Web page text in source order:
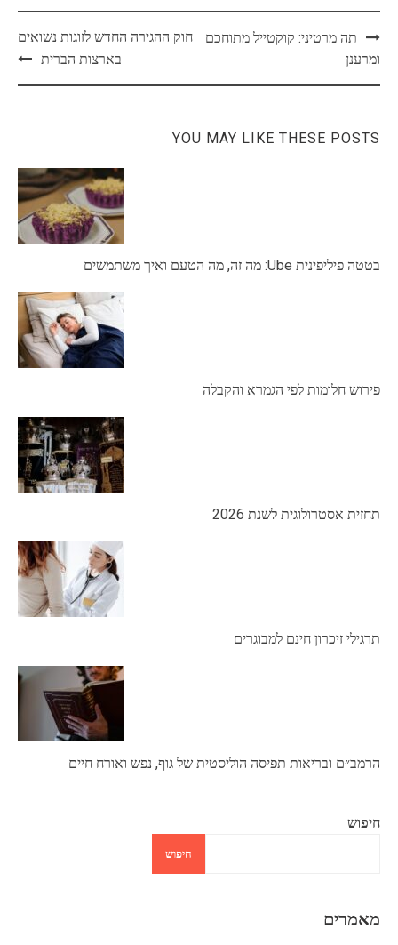
Post
navigation
תה מרטיני: קוקטייל מתוחכם
ומרענן
חוק ההגירה החדש לזוגות נשואים
בארצות הברית
YOU MAY LIKE THESE POSTS
בטטה פיליפינית Ube: מה זה, מה הטעם ואיך משתמשים
פירוש חלומות לפי הגמרא והקבלה
תחזית אסטרולוגית לשנת 2026
תרגילי זיכרון חינם למבוגרים
הרמב״ם ובריאות תפיסה הוליסטית של גוף, נפש ואורח חיים
חיפוש
חיפוש
מאמרים